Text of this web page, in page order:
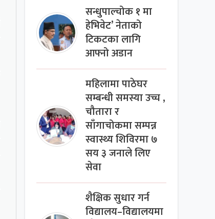
सन्धुपाल्चोक १ मा
हेभिवेट’ नेताको
टिकटका लागि
आफ्नो अडान
महिलामा पाठेघर
सम्बन्धी समस्या उच्च ,
चौतारा र
साँगाचोकमा सम्पन्न
स्वास्थ्य शिविरमा ७
सय ३ जनाले लिए
सेवा
शैक्षिक सुधार गर्न
विद्यालय–विद्यालयमा